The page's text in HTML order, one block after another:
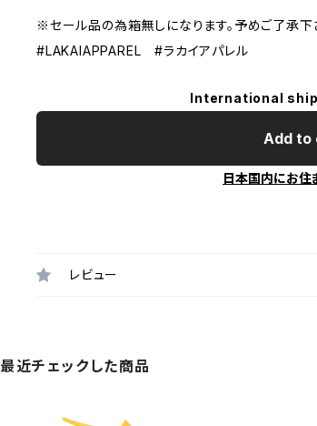
※セール品の為箱無しになります。予めご了
#LAKAIAPPAREL #ラカイアパレル
International
Add to
日本国内にお住
レビュー
最近チェックした商品